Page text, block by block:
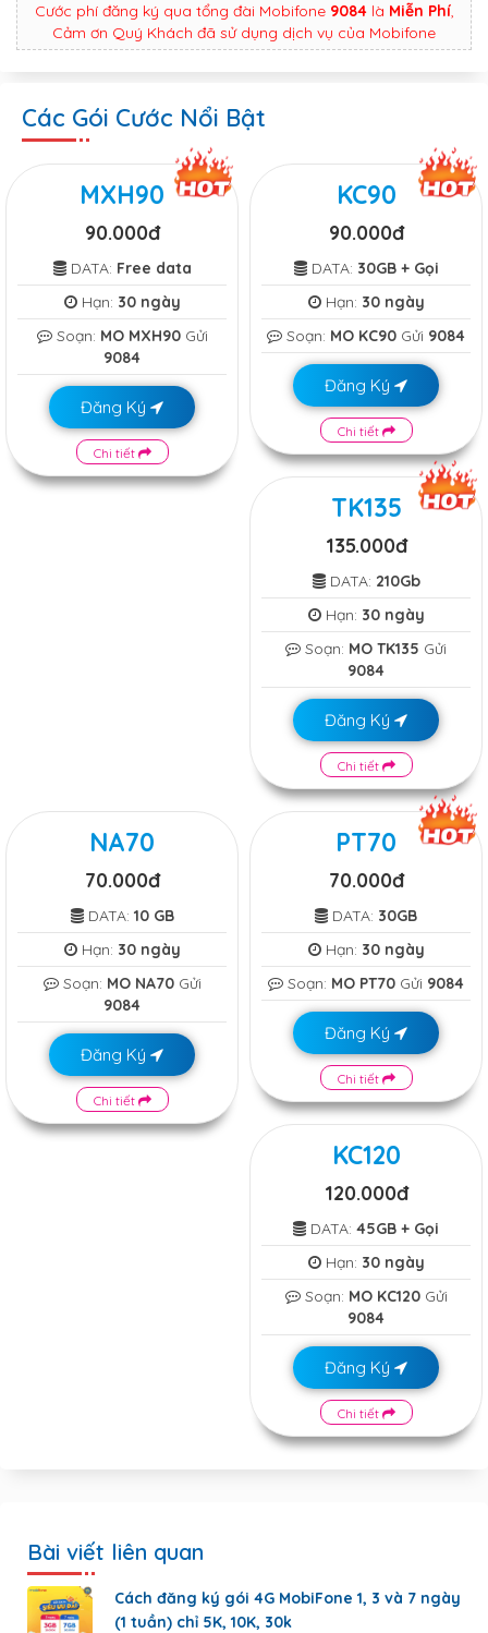
Cước phí đăng ký qua tổng đài Mobifone 9084là Miễn Phí,
Cảm ơn Quý Khách đã sử dụng dịch vụ của Mobifone
Các Gói Cước Nổi Bật
MXH90
90.000đ
DATA: Free data
Hạn: 30 ngày
Soạn: MO MXH90Gửi
9084
Đăng Ký
Chi tiết
KC90
90.000đ
DATA: 30GB + Gọi
Hạn: 30 ngày
Soạn: MO KC90 Gửi 9084
Đăng Ký
Chi tiết
TK135
135.000đ
DATA: 210Gb
Hạn: 30 ngày
Soạn: MO TK135 Gửi
9084
Đăng Ký
Chi tiết
NA70
70.000đ
DATA: 10 GB
Hạn: 30 ngày
Soạn: MO NA70Gửi
9084
Đăng Ký
Chi tiết
PT70
70.000đ
DATA: 30GB
Hạn: 30 ngày
Soạn: MO PT70 Gửi 9084
Đăng Ký
Chi tiết
KC120
120.000đ
DATA: 45GB + Gọi
Hạn: 30 ngày
Soạn: MO KC120Gửi
9084
Đăng Ký
Chi tiết
Bài viết liên quan
Cách đăng ký gói 4G MobiFone 1, 3 và 7 ngày
(1 tuần) chỉ 5K, 10K, 30k